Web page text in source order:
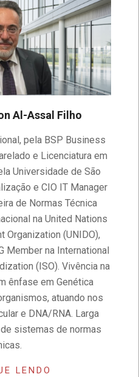
Al-Assal Filho
pela BSP Business
e Licenciatura em
Universidade de São
e CIO IT Manager
de Normas Técnica
na United Nations
Organization (UNIDO),
Member na International
(ISO). Vivência na
ênfase em Genética
atuando nos
e DNA/RNA. Larga
sistemas de normas
LENDO